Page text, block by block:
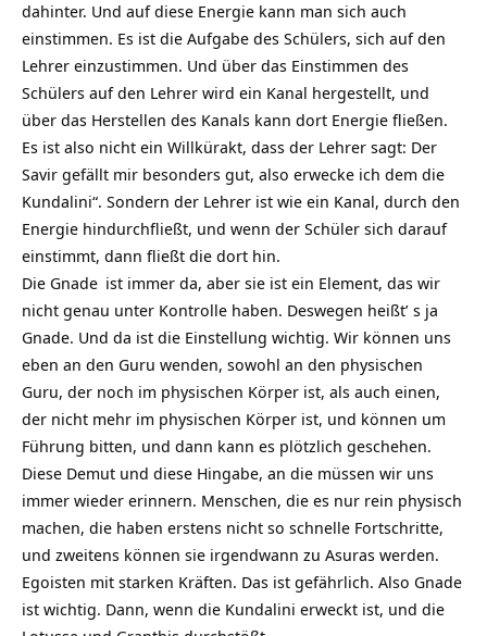
dahinter. Und auf diese Energie kann man sich auch
einstimmen. Es ist die Aufgabe des Schülers, sich auf den
Lehrer einzustimmen. Und über das Einstimmen des
Schülers auf den Lehrer wird ein Kanal hergestellt, und
über das Herstellen des Kanals kann dort Energie fließen.
Es ist also nicht ein Willkürakt, dass der Lehrer sagt: Der
Savir gefällt mir besonders gut, also erwecke ich dem die
Kundalini“. Sondern der Lehrer ist wie ein Kanal, durch den
Energie hindurchfließt, und wenn der Schüler sich darauf
einstimmt, dann fließt die dort hin.
Die Gnade ist immer da, aber sie ist ein Element, das wir
nicht genau unter Kontrolle haben. Deswegen heißt’ s ja
Gnade. Und da ist die Einstellung wichtig. Wir können uns
eben an den Guru wenden, sowohl an den physischen
Guru, der noch im physischen Körper ist, als auch einen,
der nicht mehr im physischen Körper ist, und können um
Führung bitten, und dann kann es plötzlich geschehen.
Diese Demut und diese Hingabe, an die müssen wir uns
immer wieder erinnern. Menschen, die es nur rein physisch
machen, die haben erstens nicht so schnelle Fortschritte,
und zweitens können sie irgendwann zu Asuras werden.
Egoisten mit starken Kräften. Das ist gefährlich. Also Gnade
ist wichtig. Dann, wenn die Kundalini erweckt ist, und die